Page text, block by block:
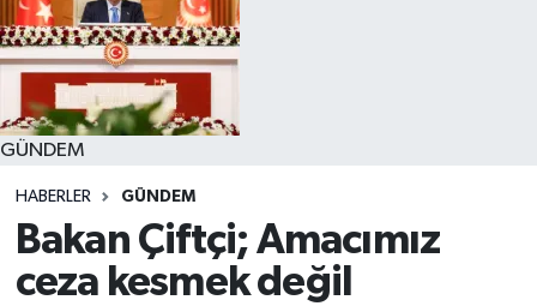
GÜNDEM
HABERLER GÜNDEM
Bakan Çiftçi; Amacımız
ceza kesmek değil
DÜNYA
SPOR
MAGAZİN
YAŞAM
Trafik Durumu
Süper Lig Puan Durumu ve Fikstür
Tüm Manşetler
Son Dakika Haberleri
Haber Arşivi